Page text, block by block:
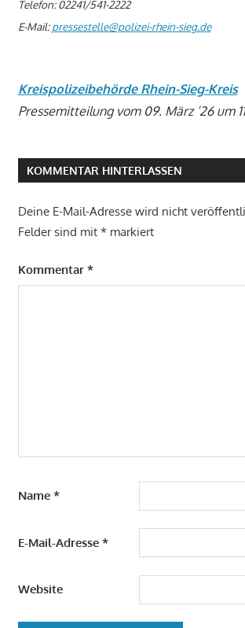
Telefon: 02241/541-2222
E-Mail:pressestelle@polizei-rhein-sieg.de
Kreispolizeibehörde Rhein-Sieg-Kreis
Pressemitteilung vom 09. März ’26 um
KOMMENTAR HINTERLASSEN
Deine E-Mail-Adresse wird nicht
Felder sind mit *markiert
Kommentar *
Name *
E-Mail-Adresse *
Website